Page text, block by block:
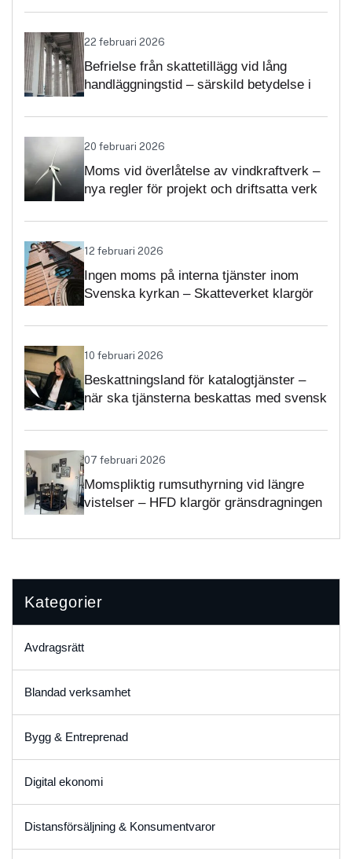
22 februari 2026
Befrielse från skattetillägg vid lång
handläggningstid – särskild betydelse i
20 februari 2026
Moms vid överlåtelse av vindkraftverk –
nya regler för projekt och driftsatta verk
12 februari 2026
Ingen moms på interna tjänster inom
Svenska kyrkan – Skatteverket klargör
10 februari 2026
Beskattningsland för katalogtjänster –
när ska tjänsterna beskattas med svensk
07 februari 2026
Momspliktig rumsuthyrning vid längre
vistelser – HFD klargör gränsdragningen
Kategorier
Avdragsrätt
Blandad verksamhet
Bygg & Entreprenad
Digital ekonomi
Distansförsäljning & Konsumentvaror